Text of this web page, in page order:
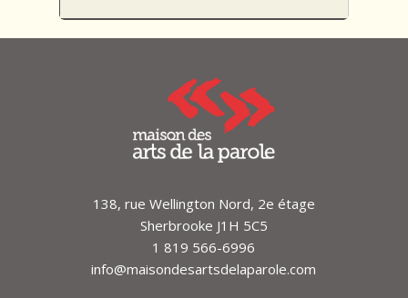
collective et adresse individuelle.
Cet événement est présenté en
partenariat avec Sporobole, centre en
art actuel. Vous êtes invité.es à réserver
en suivantce lien.
138, rue Wellington Nord, 2e étage
Sherbrooke J1H 5C5
1 819 566-6996
info@maisondesartsdelaparole.com